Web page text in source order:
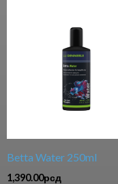
Betta Water 250ml
1,390.00рсд